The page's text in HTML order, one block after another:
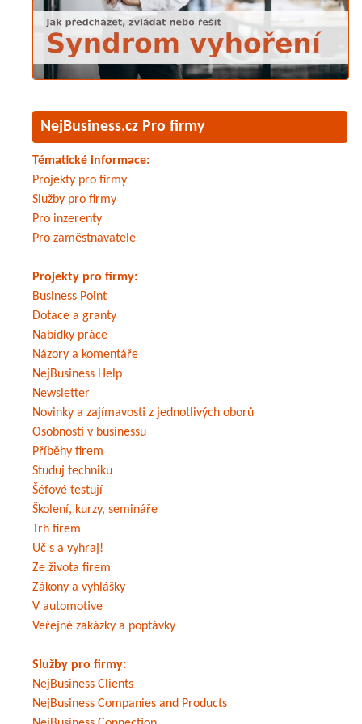
NejBusiness.cz Pro firmy
Tématické informace:
Projekty pro firmy
Služby pro firmy
Pro inzerenty
Pro zaměstnavatele
Projekty pro firmy:
Business Point
Dotace a granty
Nabídky práce
Názory a komentáře
NejBusiness Help
Newsletter
Novinky a zajímavosti z jednotlivých oborů
Osobnosti v businessu
Příběhy firem
Studuj techniku
Šéfové testují
Školení, kurzy, semináře
Trh firem
Uč s a vyhraj!
Ze života firem
Zákony a vyhlášky
V automotive
Veřejné zakázky a poptávky
Služby pro firmy:
NejBusiness Clients
NejBusiness Companies and Products